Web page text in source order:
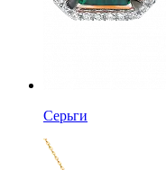
Серьги